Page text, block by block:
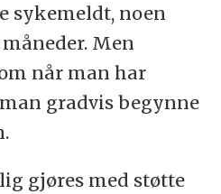
sykemeldt, noen
Men
når man har
gradvis begynne
gjøres med støtte